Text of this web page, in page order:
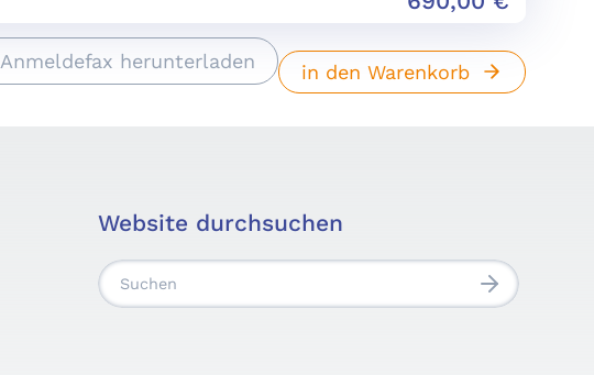
Anmeldefax herunterladen in den Warenkorb
Website durchsuchen